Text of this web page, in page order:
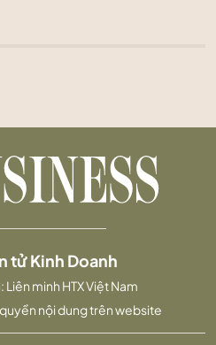
tử Kinh Doanh
minh HTX Việt Nam
nội dung trên website